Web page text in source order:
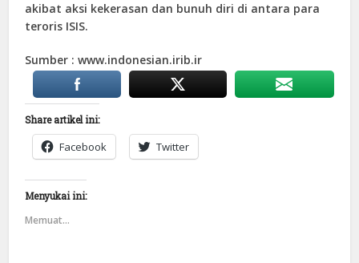
akibat aksi kekerasan dan bunuh diri di antara para
teroris ISIS.
Sumber : www.indonesian.irib.ir
Share artikel ini:
Facebook Twitter
Menyukai ini:
Memuat...